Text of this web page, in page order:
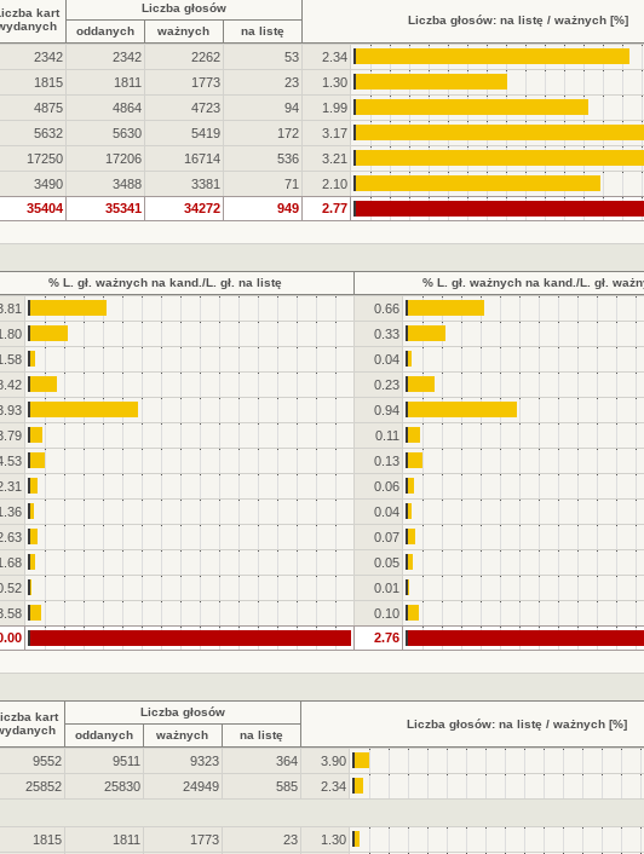
kart
Liczba głosów
Liczba głosów: na listę / ważnych [%]
oddanych
ważnych na listę
2342 2342 2262 53
2.34
1815 1811 1773 23
1.30
4875 4864 4723 94
1.99
5632 5630 5419 172
3.17
17250 17206 16714 536
3.21
3490 3488 3381 71
2.10
35404 35341 34272 949 2.77
% L. gł. ważnych na kand./L. gł. na listę % L. gł. ważnych na kand./L. gł.
0.66
0.33
0.04
0.23
0.94
0.11
0.13
0.06
0.04
0.07
0.05
0.01
0.10
2.76
kart
Liczba głosów
Liczba głosów: na listę / ważnych [%]
oddanych
ważnych na listę
9552 9511 9323 364
3.90
25852 25830 24949 585
2.34
1815 1811 1773 23 1.30